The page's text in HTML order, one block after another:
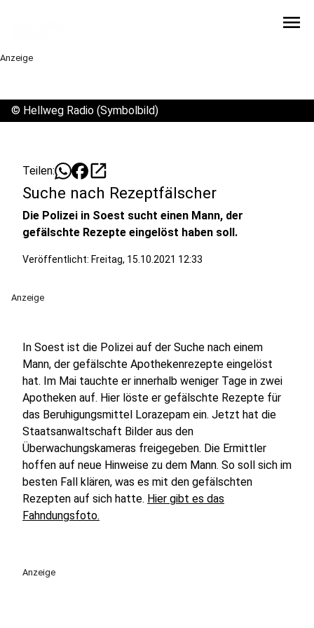
menu
Anzeige
© Hellweg Radio (Symbolbild)
Teilen: open_in_new
Suche nach Rezeptfälscher
Die Polizei in Soest sucht einen Mann, der
gefälschte Rezepte eingelöst haben soll.
Veröffentlicht: Freitag, 15.10.2021 12:33
Anzeige
In Soest ist die Polizei auf der Suche nach einem
Mann, der gefälschte Apothekenrezepte eingelöst
hat. Im Mai tauchte er innerhalb weniger Tage in zwei
Apotheken auf. Hier löste er gefälschte Rezepte für
das Beruhigungsmittel Lorazepam ein. Jetzt hat die
Staatsanwaltschaft Bilder aus den
Überwachungskameras freigegeben. Die Ermittler
hoffen auf neue Hinweise zu dem Mann. So soll sich im
besten Fall klären, was es mit den gefälschten
Rezepten auf sich hatte. Hier gibt es das
Fahndungsfoto.
Anzeige